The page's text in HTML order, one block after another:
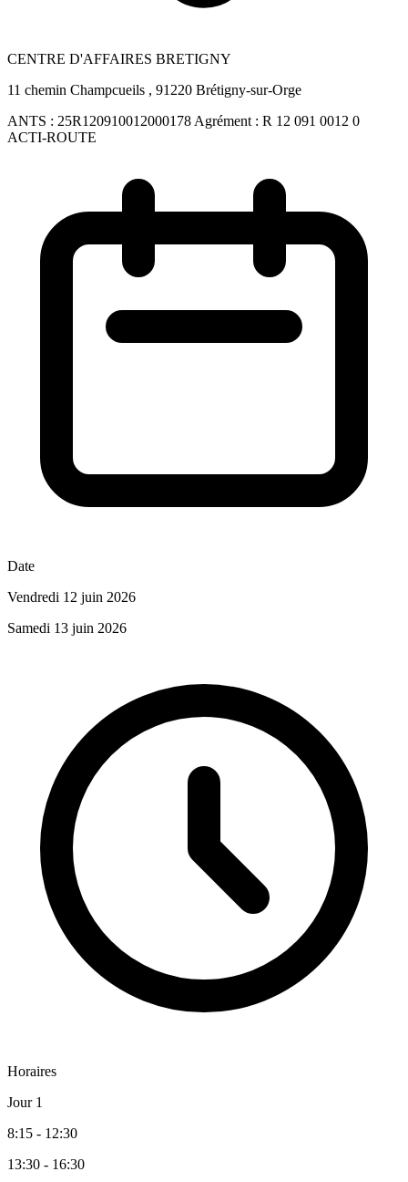
CENTRE D'AFFAIRES BRETIGNY
11 chemin Champcueils , 91220 Brétigny-sur-Orge
ANTS : 25R120910012000178 Agrément : R 12 091 0012 0
ACTI-ROUTE
Date
Vendredi 12 juin 2026
Samedi 13 juin 2026
Horaires
Jour 1
8:15 - 12:30
13:30 - 16:30